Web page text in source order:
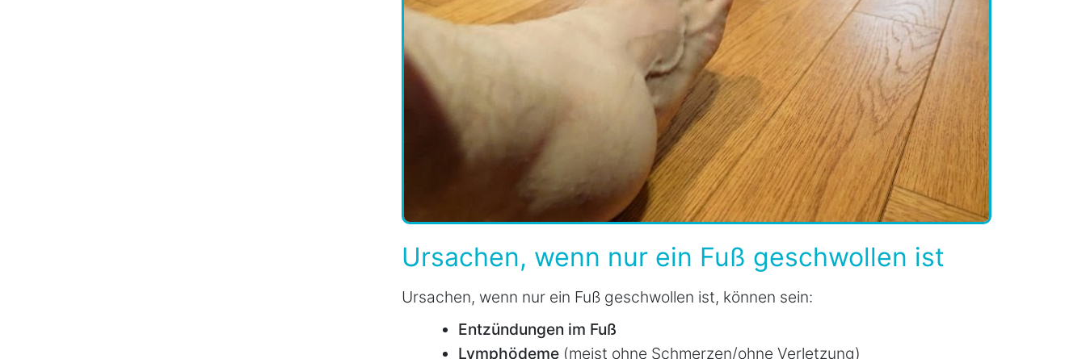
Ursachen, wenn nur ein Fuß geschwollen ist
Ursachen, wenn nur ein Fuß geschwollen ist, können sein:
Entzündungen im Fuß
Lymphödeme (meist ohne Schmerzen/ohne Verletzung)